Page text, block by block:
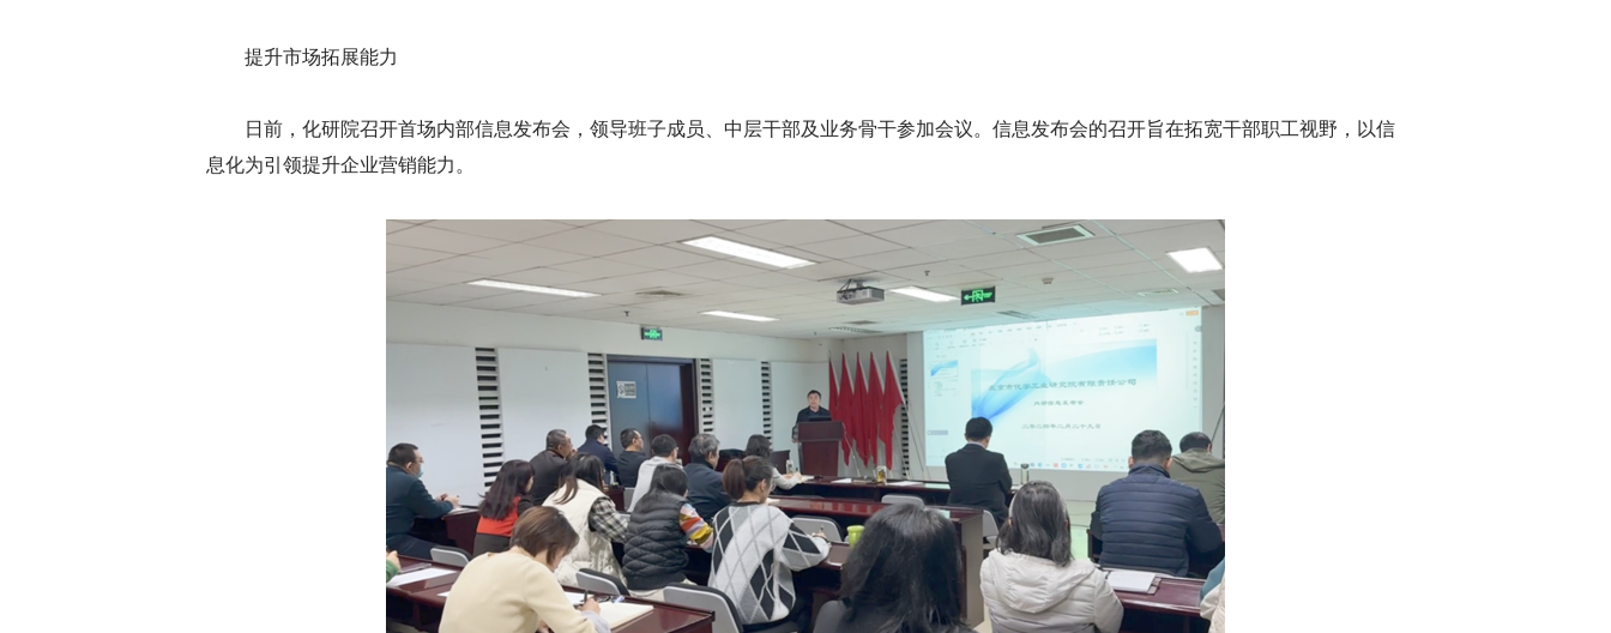
提升市场拓展能力
日前，化研院召开首场内部信息发布会，领导班子成员、中层干部及业务骨干参加会议。信息发布会的召开旨在拓宽干部职工视野，以信
息化为引领提升企业营销能力。